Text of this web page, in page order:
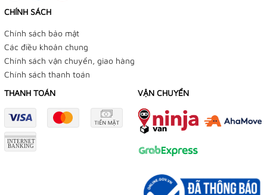
CHÍNH SÁCH
Chính sách bảo mật
Các điều khoản chung
Chính sách vận chuyển, giao hàng
Chính sách thanh toán
THANH TOÁN
VẬN CHUYỂN